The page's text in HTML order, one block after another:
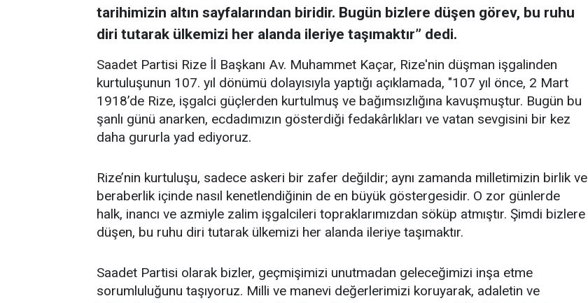
tarihimizin altın sayfalarından biridir. Bugün bizlere düşen görev, bu ruhu
diri tutarak ülkemizi her alanda ileriye taşımaktır” dedi.
Saadet Partisi Rize İl Başkanı Av. Muhammet Kaçar, Rize'nin düşman işgalinden
kurtuluşunun 107. yıl dönümü dolayısıyla yaptığı açıklamada, "107 yıl önce, 2 Mart
1918’de Rize, işgalci güçlerden kurtulmuş ve bağımsızlığına kavuşmuştur. Bugün bu
şanlı günü anarken, ecdadımızın gösterdiği fedakârlıkları ve vatan sevgisini bir kez
daha gururla yad ediyoruz.
Rize’nin kurtuluşu, sadece askeri bir zafer değildir; aynı zamanda milletimizin birlik ve
beraberlik içinde nasıl kenetlendiğinin de en büyük göstergesidir. O zor günlerde
halk, inancı ve azmiyle zalim işgalcileri topraklarımızdan söküp atmıştır. Şimdi bizlere
düşen, bu ruhu diri tutarak ülkemizi her alanda ileriye taşımaktır.
Saadet Partisi olarak bizler, geçmişimizi unutmadan geleceğimizi inşa etme
sorumluluğunu taşıyoruz. Milli ve manevi değerlerimizi koruyarak, adaletin ve